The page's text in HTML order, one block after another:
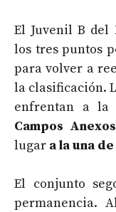
El Juvenil B del
los tres puntos
para volver a
la clasificación.
enfrentan a la
Campos
lugar a la una
El conjunto
permanencia.